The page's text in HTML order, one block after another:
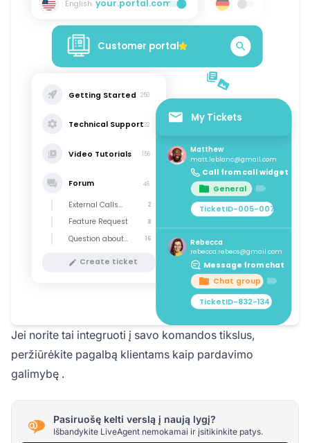
Jei norite tai integruoti į savo komandos tikslus,
peržiūrėkite pagalbą klientams kaip pardavimo
galimybę .
Pasiruošę kelti verslą į naują lygį?
Išbandykite LiveAgent nemokamai ir įsitikinkite patys.